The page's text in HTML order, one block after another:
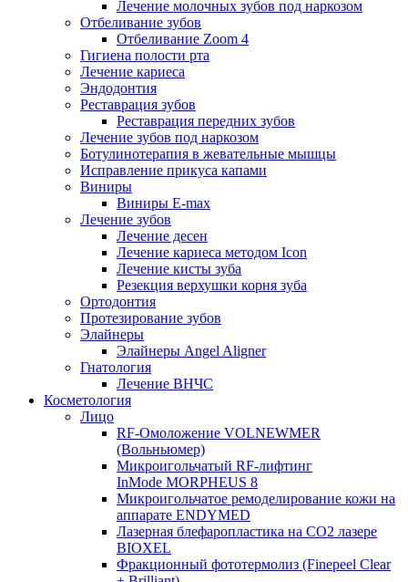
Лечение молочных зубов под наркозом
Отбеливание зубов
Отбеливание Zoom 4
Гигиена полости рта
Лечение кариеса
Эндодонтия
Реставрация зубов
Реставрация передних зубов
Лечение зубов под наркозом
Ботулинотерапия в жевательные мышцы
Исправление прикуса капами
Виниры
Виниры E-max
Лечение зубов
Лечение десен
Лечение кариеса методом Icon
Лечение кисты зуба
Резекция верхушки корня зуба
Ортодонтия
Протезирование зубов
Элайнеры
Элайнеры Angel Aligner
Гнатология
Лечение ВНЧС
Косметология
Лицо
RF-Омоложение VOLNEWMER
(Вольньюмер)
Микроигольчатый RF-лифтинг
InMode MORPHEUS 8
Микроигольчатое ремоделирование кожи на
аппарате ENDYMED
Лазерная блефаропластика на CO2 лазере
BIOXEL
Фракционный фототермолиз (Finepeel Clear